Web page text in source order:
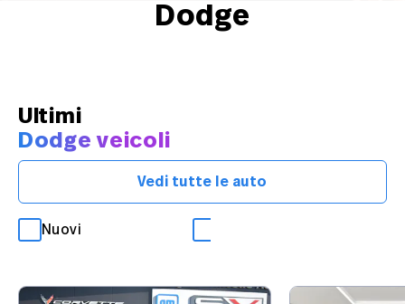
Dodge
Ultimi
Dodge veicoli
Vedi tutte le auto
Nuovi